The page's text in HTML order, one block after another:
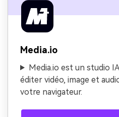
Media.io
Media.io est un studio
éditer vidéo, image et
votre navigateur.